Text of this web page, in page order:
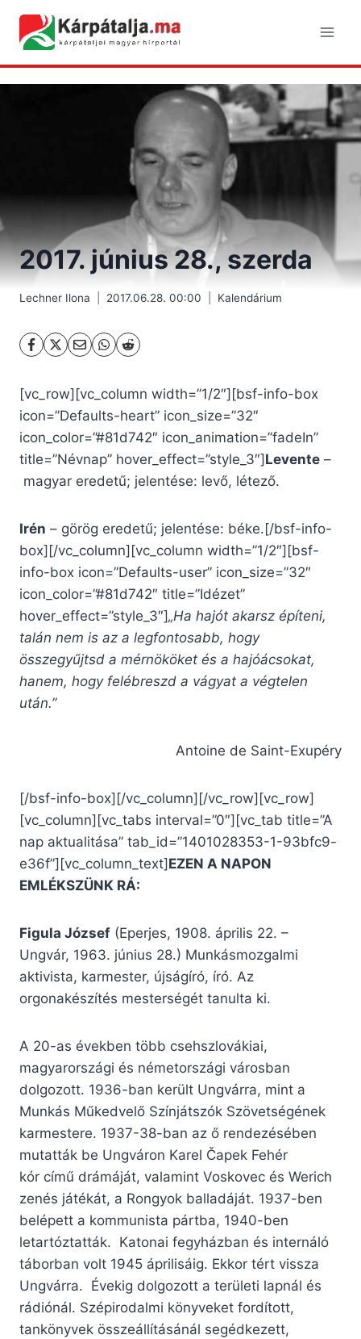
content
2017. június 28., szerda
Lechner Ilona 2017.06.28. 00:00 Kalendárium
[vc_row][vc_column width=”1/2″][bsf-info-box
icon=”Defaults-heart” icon_size=”32″
icon_color=”#81d742″ icon_animation=”fadeIn”
title=”Névnap” hover_effect=”style_3″] Levente –
magyar eredetű; jelentése: levő, létező.
Irén – görög eredetű; jelentése: béke.[/bsf-info-
box][/vc_column][vc_column width=”1/2″][bsf-
info-box icon=”Defaults-user” icon_size=”32″
icon_color=”#81d742″ title=”Idézet”
hover_effect=”style_3″]„Ha hajót akarsz építeni,
talán nem is az a legfontosabb, hogy
összegyűjtsd a mérnököket és a hajóácsokat,
hanem, hogy felébreszd a vágyat a végtelen
után.”
Antoine de Saint-Exupéry
[/bsf-info-box][/vc_column][/vc_row][vc_row]
[vc_column][vc_tabs interval=”0″][vc_tab title=”A
nap aktualitása” tab_id=”1401028353-1-93bfc9-
e36f”][vc_column_text] EZEN A NAPON
EMLÉKSZÜNK RÁ:
Figula József (Eperjes, 1908. április 22. –
Ungvár, 1963. június 28.) Munkásmozgalmi
aktivista, karmester, újságíró, író. Az
orgonakészítés mesterségét tanulta ki.
A 20-as években több csehszlovákiai,
magyarországi és németországi városban
dolgozott. 1936-ban került Ungvárra, mint a
Munkás Műkedvelő Színjátszók Szövetségének
karmestere. 1937-38-ban az ő rendezésében
mutatták be Ungváron Karel Čapek Fehér
kór című drámáját, valamint Voskovec és Werich
zenés játékát, a Rongyok balladáját. 1937-ben
belépett a kommunista pártba, 1940-ben
letartóztatták. Katonai fegyházban és internáló
táborban volt 1945 áprilisáig. Ekkor tért vissza
Ungvárra. Évekig dolgozott a területi lapnál és
rádiónál. Szépirodalmi könyveket fordított,
tankönyvek összeállításánál segédkezett,